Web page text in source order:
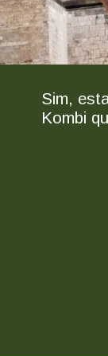
Sim,
Kombi